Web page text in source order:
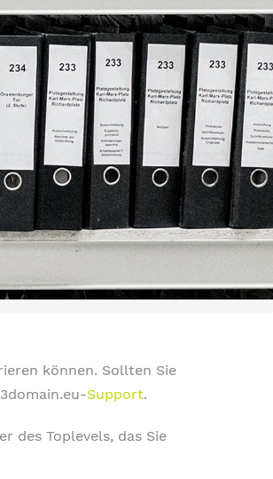
können. Sollten Sie
Support.
des Toplevels, das Sie